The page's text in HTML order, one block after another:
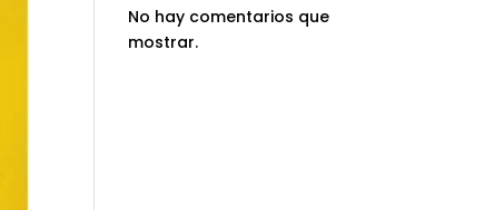
No hay comentarios que
mostrar.